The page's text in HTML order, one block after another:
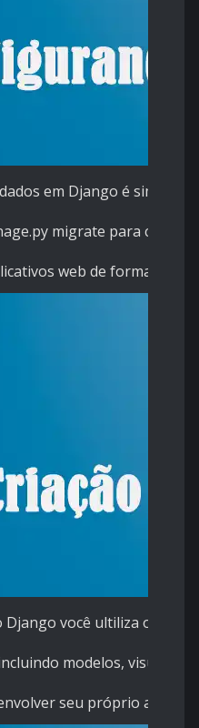
em Django é
migrate para criar o
web de forma
Django você ultiliza o
modelos,
seu próprio